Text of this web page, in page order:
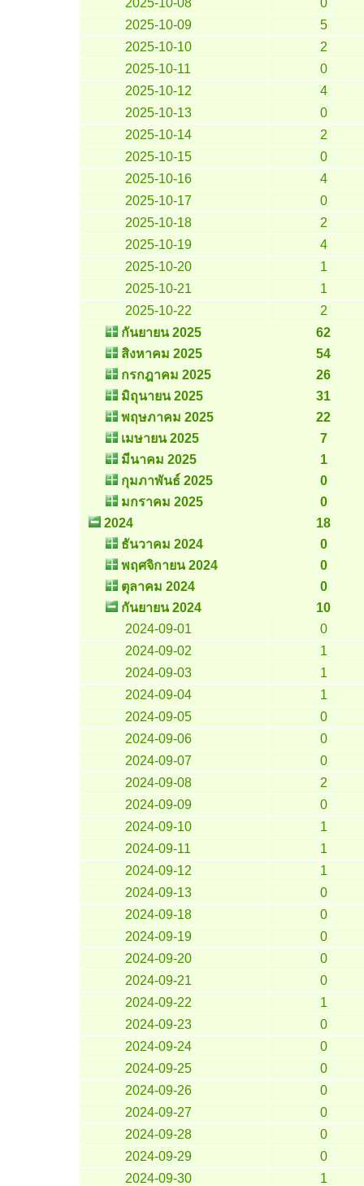
2025-10-08
0
2025-10-09
5
2025-10-10
2
2025-10-11
0
2025-10-12
4
2025-10-13
0
2025-10-14
2
2025-10-15
0
2025-10-16
4
2025-10-17
0
2025-10-18
2
2025-10-19
4
2025-10-20
1
2025-10-21
1
2025-10-22
2
กันยายน 2025
62
สิงหาคม 2025
54
กรกฎาคม 2025
26
มิถุนายน 2025
31
พฤษภาคม 2025
22
เมษายน 2025
7
มีนาคม 2025
1
กุมภาพันธ์ 2025
0
มกราคม 2025
0
2024
18
ธันวาคม 2024
0
พฤศจิกายน 2024
0
ตุลาคม 2024
0
กันยายน 2024
10
2024-09-01
0
2024-09-02
1
2024-09-03
1
2024-09-04
1
2024-09-05
0
2024-09-06
0
2024-09-07
0
2024-09-08
2
2024-09-09
0
2024-09-10
1
2024-09-11
1
2024-09-12
1
2024-09-13
0
2024-09-18
0
2024-09-19
0
2024-09-20
0
2024-09-21
0
2024-09-22
1
2024-09-23
0
2024-09-24
0
2024-09-25
0
2024-09-26
0
2024-09-27
0
2024-09-28
0
2024-09-29
0
2024-09-30
1